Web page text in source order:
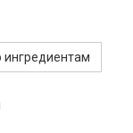
ингредиентам